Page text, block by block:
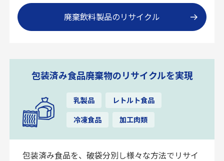
廃棄飲料製品のリサイクル
包装済み食品廃棄物のリサイクルを実現
乳製品 レトルト食品
冷凍食品 加工肉類
包装済み食品を、破袋分別し様々な方法でリサイ